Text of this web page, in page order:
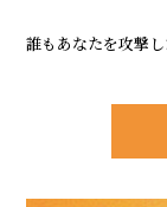
誰もあなたを攻撃